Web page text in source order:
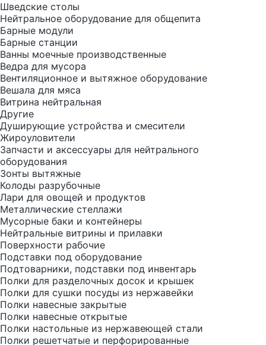
Шведские столы
Нейтральное оборудование для общепита
Барные модули
Барные станции
Ванны моечные производственные
Ведра для мусора
Вентиляционное и вытяжное оборудование
Вешала для мяса
Витрина нейтральная
Другие
Душирующие устройства и смесители
Жироуловители
Запчасти и аксессуары для нейтрального
оборудования
Зонты вытяжные
Колоды разрубочные
Лари для овощей и продуктов
Металлические стеллажи
Мусорные баки и контейнеры
Нейтральные витрины и прилавки
Поверхности рабочие
Подставки под оборудование
Подтоварники, подставки под инвентарь
Полки для разделочных досок и крышек
Полки для сушки посуды из нержавейки
Полки навесные закрытые
Полки навесные открытые
Полки настольные из нержавеющей стали
Полки решетчатые и перфорированные